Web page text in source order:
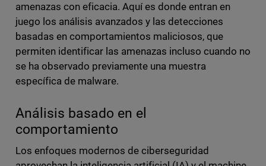
amenazas con eficacia. Aquí es donde entran en
juego los análisis avanzados y las detecciones
basadas en comportamientos maliciosos, que
permiten identificar las amenazas incluso cuando no
se ha observado previamente una muestra
específica de malware.
Análisis basado en el
comportamiento
Los enfoques modernos de ciberseguridad